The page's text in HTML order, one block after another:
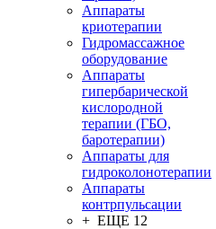
Аппараты
криотерапии
Гидромассажное
оборудование
Аппараты
гипербарической
кислородной
терапии (ГБО,
баротерапии)
Аппараты для
гидроколонотерапии
Аппараты
контрпульсации
+ ЕЩЕ 12